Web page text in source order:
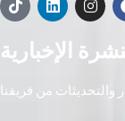
الإخبارية
والتحديثات من فريقنا